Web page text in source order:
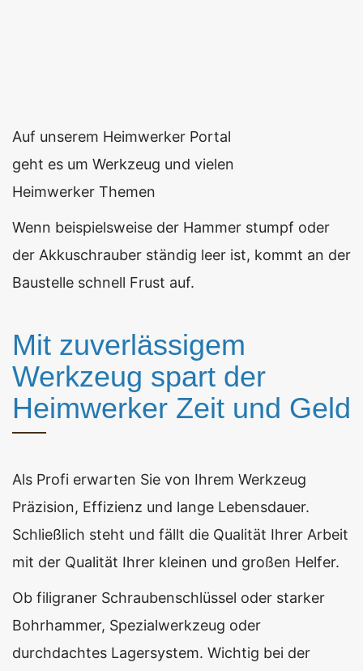
Auf unserem Heimwerker Portal
geht es um Werkzeug und vielen
Heimwerker Themen
Wenn beispielsweise der Hammer stumpf oder
der Akkuschrauber ständig leer ist, kommt an der
Baustelle schnell Frust auf.
Mit zuverlässigem
Werkzeug spart der
Heimwerker Zeit und Geld
Als Profi erwarten Sie von Ihrem Werkzeug
Präzision, Effizienz und lange Lebensdauer.
Schließlich steht und fällt die Qualität Ihrer Arbeit
mit der Qualität Ihrer kleinen und großen Helfer.
Ob filigraner Schraubenschlüssel oder starker
Bohrhammer, Spezialwerkzeug oder
durchdachtes Lagersystem. Wichtig bei der